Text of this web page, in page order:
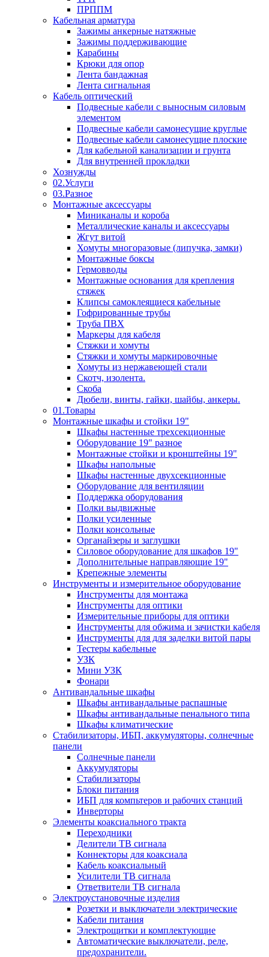
ПРППМ
Кабельная арматура
Зажимы анкерные натяжные
Зажимы поддерживающие
Карабины
Крюки для опор
Лента бандажная
Лента сигнальная
Кабель оптический
Подвесные кабели с выносным силовым
элементом
Подвесные кабели самонесущие круглые
Подвесные кабели самонесущие плоские
Для кабельной канализации и грунта
Для внутренней прокладки
Хознужды
02.Услуги
03.Разное
Монтажные аксессуары
Миниканалы и короба
Металлические каналы и аксессуары
Жгут витой
Хомуты многоразовые (липучка, замки)
Монтажные боксы
Гермовводы
Монтажные основания для крепления
стяжек
Клипсы самоклеящиеся кабельные
Гофрированные трубы
Труба ПВХ
Маркеры для кабеля
Стяжки и хомуты
Стяжки и хомуты маркировочные
Хомуты из нержавеющей стали
Скотч, изолента.
Скоба
Дюбели, винты, гайки, шайбы, анкеры.
01.Товары
Монтажные шкафы и стойки 19"
Шкафы настенные трехсекционные
Оборудование 19" разное
Монтажные стойки и кронштейны 19"
Шкафы напольные
Шкафы настенные двухсекционные
Оборудование для вентиляции
Поддержка оборудования
Полки выдвижные
Полки усиленные
Полки консольные
Органайзеры и заглушки
Силовое оборудование для шкафов 19"
Дополнительные направляющие 19"
Крепежные элементы
Инструменты и измерительное оборудование
Инструменты для монтажа
Инструменты для оптики
Измерительные приборы для оптики
Инструменты для обжима и зачистки кабеля
Инструменты для для заделки витой пары
Тестеры кабельные
УЗК
Мини УЗК
Фонари
Антивандальные шкафы
Шкафы антивандальные распашные
Шкафы антивандальные пенального типа
Шкафы климатические
Стабилизаторы, ИБП, аккумуляторы, солнечные
панели
Солнечные панели
Аккумуляторы
Стабилизаторы
Блоки питания
ИБП для компьтеров и рабочих станций
Инверторы
Элементы коаксиального тракта
Переходники
Делители ТВ сигнала
Коннекторы для коаксиала
Кабель коаксиальный
Усилители ТВ сигнала
Ответвители ТВ сигнала
Электроустановочные изделия
Розетки и выключатели электрические
Кабели питания
Электрощитки и комплектующие
Автоматические выключатели, реле,
предохранители.